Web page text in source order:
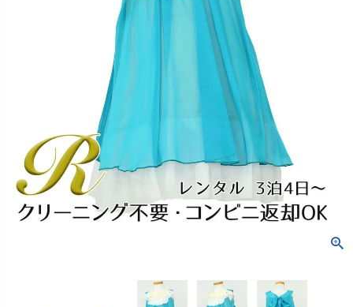
レディース
コスチューム アウター
インナー・パニエ アクセサリー
ジュエリー 音楽雑貨
Graduation & Entrance
卒業式・入学式
きちんと感のあるフォーマル
Shichi-Go-San
七五三
3歳・5歳・7歳の晴れの日
汚れ・キズ・破損の補償
Buy & Supportご購入・サポート
07 販売・共通のご案内
品質・返品・お手入れ
08 送料・お支払い
茨城県土浦市大町14-16-1F
10:00–18:00（完全予約制）
店舗を予約する →